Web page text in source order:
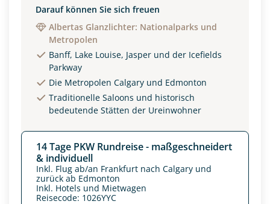
Darauf können Sie sich freuen
Albertas Glanzlichter: Nationalparks und
Metropolen
Banff, Lake Louise, Jasper und der Icefields
Parkway
Die Metropolen Calgary und Edmonton
Traditionelle Saloons und historisch
bedeutende Stätten der Ureinwohner
14 Tage PKW Rundreise - maßgeschneidert
& individuell
Inkl. Flug ab/an Frankfurt nach Calgary und
zurück ab Edmonton
Inkl. Hotels und Mietwagen
Reisecode: 1026YYC
Unterkunft
EZ Familienzimmer
Reisebeginn
Option 1 Option 2
Weitere Informationen